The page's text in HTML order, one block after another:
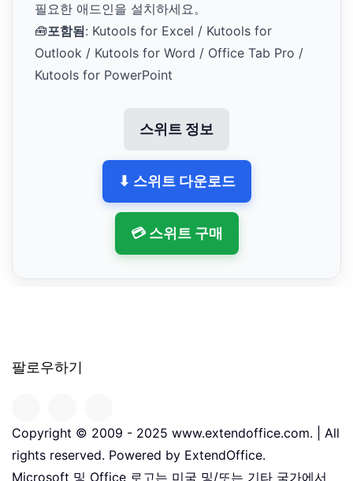
필요한 애드인을 설치하세요。
🧰포함됨: Kutools for Excel / Kutools for
Outlook / Kutools for Word / Office Tab Pro /
Kutools for PowerPoint
스위트 정보
⬇ 스위트 다운로드
💳 스위트 구매
팔로우하기
Copyright © 2009 - 2025 www.extendoffice.com. | All
rights reserved. Powered by ExtendOffice.
Microsoft 및 Office 로고는 미국 및/또는 기타 국가에서